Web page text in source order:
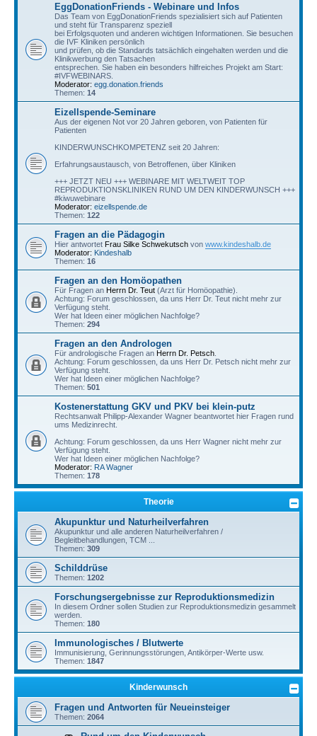
EggDonationFriends - Webinare und Infos
Das Team von EggDonationFriends spezialisiert sich auf Patienten
und steht für Transparenz speziell
bei Erfolgsquoten und anderen wichtigen Informationen. Sie besuchen
die IVF Kliniken persönlich
und prüfen, ob die Standards tatsächlich eingehalten werden und die
Klinikwerbung den Tatsachen
entsprechen. Sie haben ein besonders hilfreiches Projekt am Start:
#IVFWEBINARS.
Moderator: egg.donation.friends
Themen: 14
Eizellspende-Seminare
Aus der eigenen Not vor 20 Jahren geboren, von Patienten für
Patienten
KINDERWUNSCHKOMPETENZ seit 20 Jahren:
Erfahrungsaustausch, von Betroffenen, über Kliniken
+++ JETZT NEU +++ WEBINARE MIT WELTWEIT TOP
REPRODUKTIONSKLINIKEN RUND UM DEN KINDERWUNSCH +++
#kiwuwebinare
Moderator: eizellspende.de
Themen: 122
Fragen an die Pädagogin
Hier antwortet Frau Silke Schwekutsch von www.kindeshalb.de
Moderator: Kindeshalb
Themen: 16
Fragen an den Homöopathen
Für Fragen an Herrn Dr. Teut (Arzt für Homöopathie).
Achtung: Forum geschlossen, da uns Herr Dr. Teut nicht mehr zur
Verfügung steht.
Wer hat Ideen einer möglichen Nachfolge?
Themen: 294
Fragen an den Andrologen
Für andrologische Fragen an Herrn Dr. Petsch
Achtung: Forum geschlossen, da uns Herr Dr. Petsch nicht mehr zur
Verfügung steht.
Wer hat Ideen einer möglichen Nachfolge?
Themen: 501
Kostenerstattung GKV und PKV bei klein-putz
Rechtsanwalt Philipp-Alexander Wagner beantwortet hier Fragen rund
ums Medizinrecht.
Achtung: Forum geschlossen, da uns Herr Wagner nicht mehr zur
Verfügung steht.
Wer hat Ideen einer möglichen Nachfolge?
Moderator: RA Wagner
Themen: 178
Theorie
Akupunktur und Naturheilverfahren
Akupunktur und alle anderen Naturheilverfahren /
Begleitbehandlungen, TCM ...
Themen: 309
Schilddrüse
Themen: 1202
Forschungsergebnisse zur Reproduktionsmedizin
In diesem Ordner sollen Studien zur Reproduktionsmedizin gesammelt
werden.
Themen: 180
Immunologisches / Blutwerte
Immunisierung, Gerinnungsstörungen, Antikörper-Werte usw.
Themen: 1847
Kinderwunsch
Fragen und Antworten für Neueinsteiger
Themen: 2064